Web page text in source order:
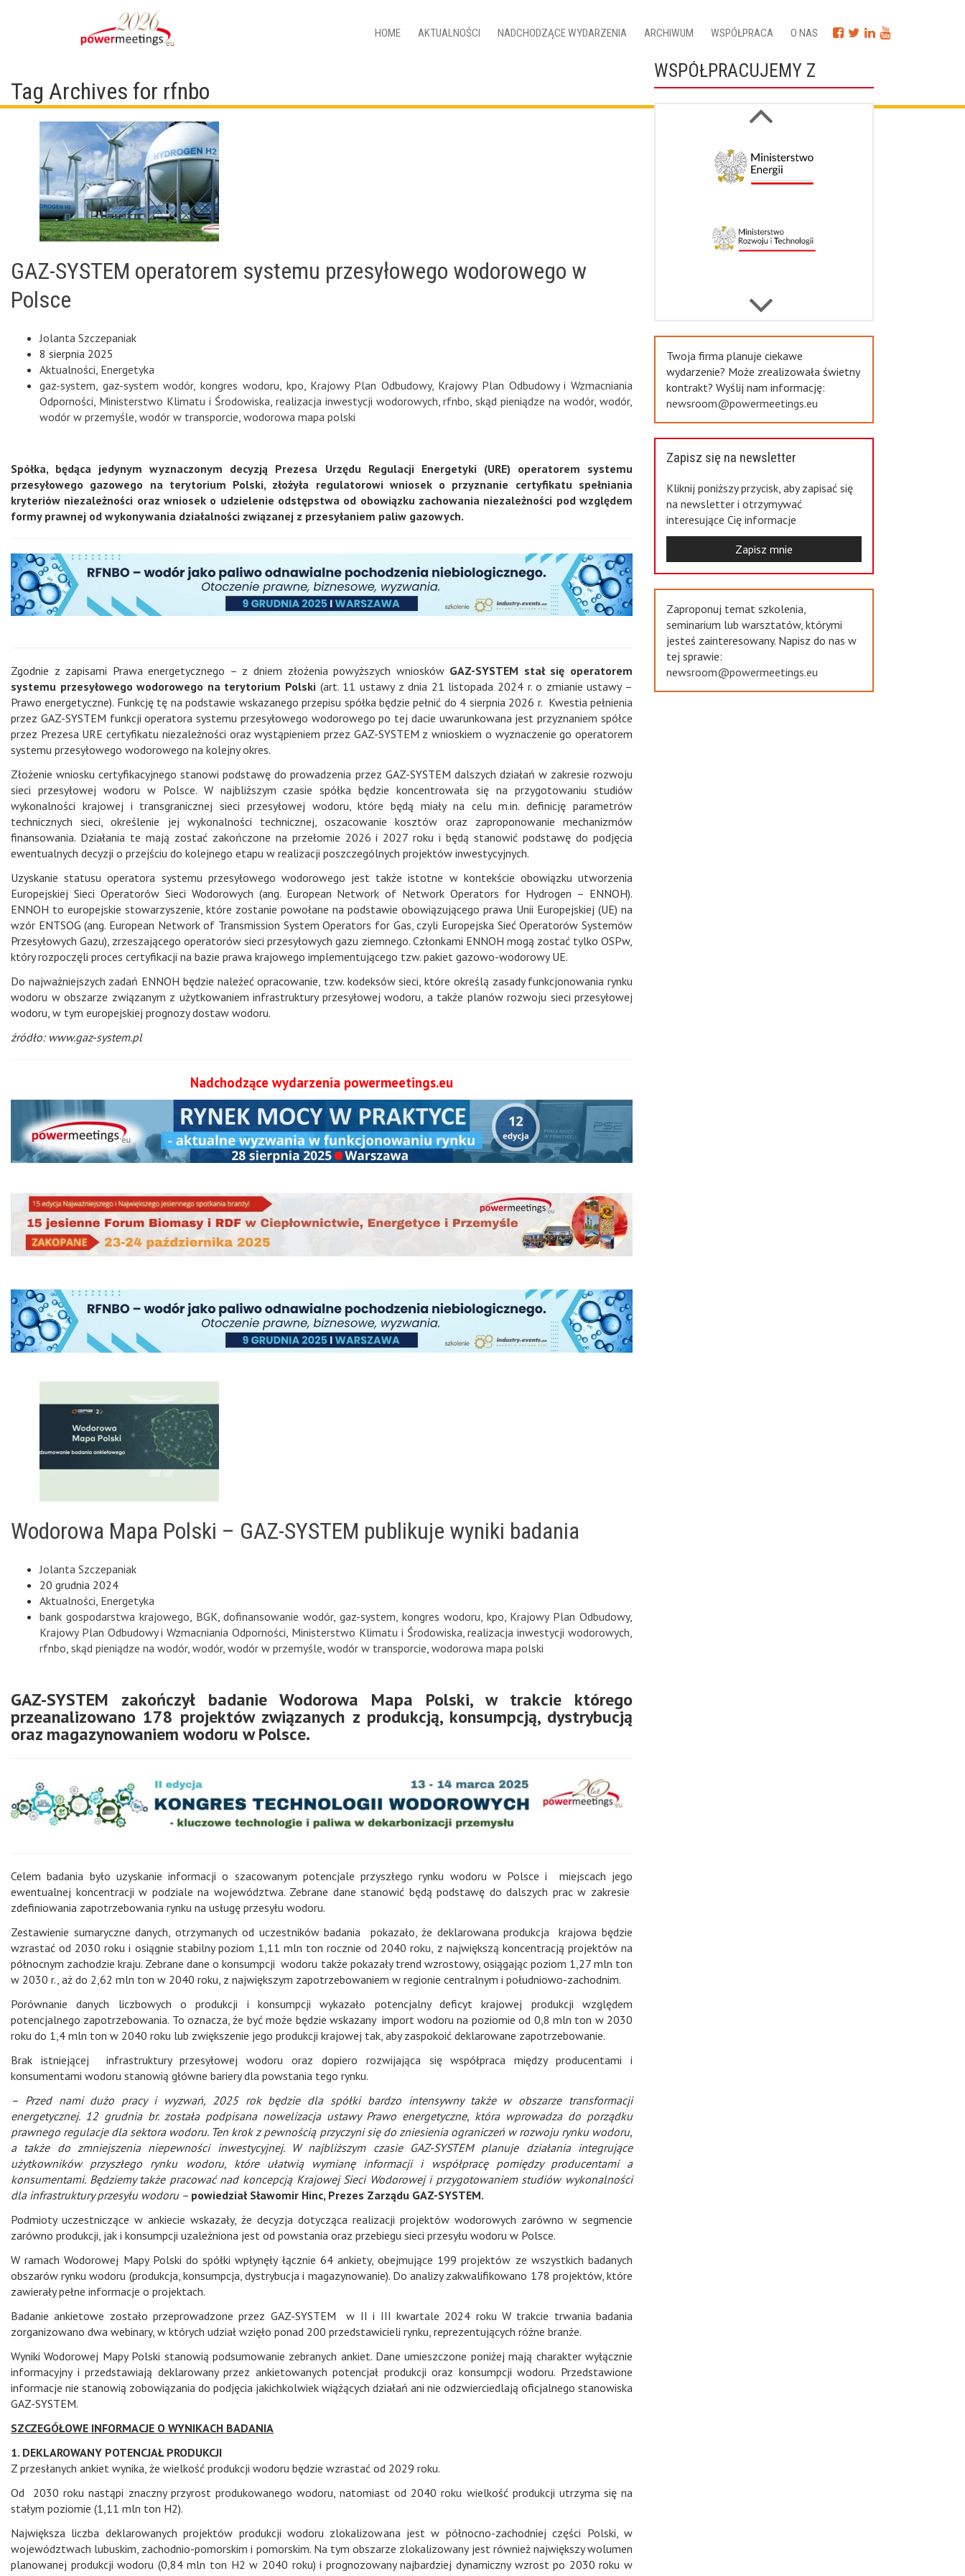
HOME AKTUALNOŚCI NADCHODZĄCE WYDARZENIA ARCHIWUM WSPÓŁPRACA O NAS
Tag Archives for rfnbo
GAZ-SYSTEM operatorem systemu przesyłowego wodorowego w
Polsce
Jolanta Szczepaniak
8 sierpnia 2025
Aktualności Energetyka
gaz-system gaz-system wodór,kongres wodoru kpo Krajowy Plan Odbudowy, Krajowy Plan Odbudowy i Wzmacniania
Odporności Ministerstwo Klimatu i Środowiska realizacja inwestycji wodorowych ,rfnbo ,skąd pieniądze na wodór,wodór,
wodór w przemyśle wodór w transporcie wodorowa mapa polski
Spółka, będąca jedynym wyznaczonym decyzją Prezesa Urzędu Regulacji Energetyki (URE) operatorem systemu
przesyłowego gazowego na terytorium Polski, złożyła regulatorowi wniosek o przyznanie certyfikatu spełniania
kryteriów niezależności oraz wniosek o udzielenie odstępstwa od obowiązku zachowania niezależności pod względem
formy prawnej od wykonywania działalności związanej z przesyłaniem paliw gazowych.
Zgodnie z zapisami Prawa energetycznego – z dniem złożenia powyższych wniosków GAZ-SYSTEM stał się operatorem
systemu przesyłowego wodorowego na terytorium Polski (art. 11 ustawy z dnia 21 listopada 2024 r. o zmianie ustawy –
Prawo energetyczne). Funkcję tę na podstawie wskazanego przepisu spółka będzie pełnić do 4 sierpnia 2026 r. Kwestia pełnienia
przez GAZ-SYSTEM funkcji operatora systemu przesyłowego wodorowego po tej dacie uwarunkowana jest przyznaniem spółce
przez Prezesa URE certyfikatu niezależności oraz wystąpieniem przez GAZ-SYSTEM z wnioskiem o wyznaczenie go operatorem
systemu przesyłowego wodorowego na kolejny okres.
Złożenie wniosku certyfikacyjnego stanowi podstawę do prowadzenia przez GAZ-SYSTEM dalszych działań w zakresie rozwoju
sieci przesyłowej wodoru w Polsce. W najbliższym czasie spółka będzie koncentrowała się na przygotowaniu studiów
wykonalności krajowej i transgranicznej sieci przesyłowej wodoru, które będą miały na celu m.in. definicję parametrów
technicznych sieci, określenie jej wykonalności technicznej, oszacowanie kosztów oraz zaproponowanie mechanizmów
finansowania. Działania te mają zostać zakończone na przełomie 2026 i 2027 roku i będą stanowić podstawę do podjęcia
ewentualnych decyzji o przejściu do kolejnego etapu w realizacji poszczególnych projektów inwestycyjnych.
Uzyskanie statusu operatora systemu przesyłowego wodorowego jest także istotne w kontekście obowiązku utworzenia
Europejskiej Sieci Operatorów Sieci Wodorowych (ang. European Network of Network Operators for Hydrogen – ENNOH).
ENNOH to europejskie stowarzyszenie, które zostanie powołane na podstawie obowiązującego prawa Unii Europejskiej (UE) na
wzór ENTSOG (ang. European Network of Transmission System Operators for Gas, czyli Europejska Sieć Operatorów Systemów
Przesyłowych Gazu), zrzeszającego operatorów sieci przesyłowych gazu ziemnego. Członkami ENNOH mogą zostać tylko OSPw,
który rozpoczęli proces certyfikacji na bazie prawa krajowego implementującego tzw. pakiet gazowo-wodorowy UE.
Do najważniejszych zadań ENNOH będzie należeć opracowanie, tzw. kodeksów sieci, które określą zasady funkcjonowania rynku
wodoru w obszarze związanym z użytkowaniem infrastruktury przesyłowej wodoru, a także planów rozwoju sieci przesyłowej
wodoru, w tym europejskiej prognozy dostaw wodoru.
źródło: www.gaz-system.pl
Nadchodzące wydarzenia powermeetings.eu
Wodorowa Mapa Polski – GAZ-SYSTEM publikuje wyniki badania
Jolanta Szczepaniak
20 grudnia 2024
Aktualności Energetyka
bank gospodarstwa krajowego BGK ,dofinansowanie wodór,gaz-system kongres wodoru kpo Krajowy Plan Odbudowy,
Krajowy Plan Odbudowy i Wzmacniania Odporności Ministerstwo Klimatu i Środowiska ,realizacja inwestycji wodorowych
rfnbo skąd pieniądze na wodór, wodór, wodór w przemyśle wodór w transporcie wodorowa mapa polski
GAZ-SYSTEM zakończył badanie Wodorowa Mapa Polski, w trakcie którego
przeanalizowano 178 projektów związanych z produkcją, konsumpcją, dystrybucją
oraz magazynowaniem wodoru w Polsce.
Celem badania było uzyskanie informacji o szacowanym potencjale przyszłego rynku wodoru w Polsce i miejscach jego
ewentualnej koncentracji w podziale na województwa. Zebrane dane stanowić będą podstawę do dalszych prac w zakresie
zdefiniowania zapotrzebowania rynku na usługę przesyłu wodoru.
Zestawienie sumaryczne danych, otrzymanych od uczestników badania pokazało, że deklarowana produkcja krajowa będzie
wzrastać od 2030 roku i osiągnie stabilny poziom 1,11 mln ton rocznie od 2040 roku, z największą koncentracją projektów na
północnym zachodzie kraju. Zebrane dane o konsumpcji wodoru także pokazały trend wzrostowy, osiągając poziom 1,27 mln ton
w 2030 r., aż do 2,62 mln ton w 2040 roku, z największym zapotrzebowaniem w regionie centralnym i południowo-zachodnim.
Porównanie danych liczbowych o produkcji i konsumpcji wykazało potencjalny deficyt krajowej produkcji względem
potencjalnego zapotrzebowania. To oznacza, że być może będzie wskazany import wodoru na poziomie od 0,8 mln ton w 2030
roku do 1,4 mln ton w 2040 roku lub zwiększenie jego produkcji krajowej tak, aby zaspokoić deklarowane zapotrzebowanie.
Brak istniejącej infrastruktury przesyłowej wodoru oraz dopiero rozwijająca się współpraca między producentami i
konsumentami wodoru stanowią główne bariery dla powstania tego rynku.
– Przed nami dużo pracy i wyzwań, 2025 rok będzie dla spółki bardzo intensywny także w obszarze transformacji
energetycznej. 12 grudnia br. została podpisana nowelizacja ustawy Prawo energetyczne, która wprowadza do porządku
prawnego regulacje dla sektora wodoru. Ten krok z pewnością przyczyni się do zniesienia ograniczeń w rozwoju rynku wodoru,
a także do zmniejszenia niepewności inwestycyjnej. W najbliższym czasie GAZ-SYSTEM planuje działania integrujące
użytkowników przyszłego rynku wodoru, które ułatwią wymianę informacji i współpracę pomiędzy producentami a
konsumentami. Będziemy także pracować nad koncepcją Krajowej Sieci Wodorowej i przygotowaniem studiów wykonalności
dla infrastruktury przesyłu wodoru – powiedział Sławomir Hinc, Prezes Zarządu GAZ-SYSTEM.
Podmioty uczestniczące w ankiecie wskazały, że decyzja dotycząca realizacji projektów wodorowych zarówno w segmencie
zarówno produkcji, jak i konsumpcji uzależniona jest od powstania oraz przebiegu sieci przesyłu wodoru w Polsce.
W ramach Wodorowej Mapy Polski do spółki wpłynęły łącznie 64 ankiety, obejmujące 199 projektów ze wszystkich badanych
obszarów rynku wodoru (produkcja, konsumpcja, dystrybucja i magazynowanie). Do analizy zakwalifikowano 178 projektów, które
zawierały pełne informacje o projektach.
Badanie ankietowe zostało przeprowadzone przez GAZ-SYSTEM w II i III kwartale 2024 roku W trakcie trwania badania
zorganizowano dwa webinary, w których udział wzięło ponad 200 przedstawicieli rynku, reprezentujących różne branże.
Wyniki Wodorowej Mapy Polski stanowią podsumowanie zebranych ankiet. Dane umieszczone poniżej mają charakter wyłącznie
informacyjny i przedstawiają deklarowany przez ankietowanych potencjał produkcji oraz konsumpcji wodoru. Przedstawione
informacje nie stanowią zobowiązania do podjęcia jakichkolwiek wiążących działań ani nie odzwierciedlają oficjalnego stanowiska
GAZ-SYSTEM.
SZCZEGÓŁOWE INFORMACJE O WYNIKACH BADANIA
1. DEKLAROWANY POTENCJAŁ PRODUKCJI
Z przesłanych ankiet wynika, że wielkość produkcji wodoru będzie wzrastać od 2029 roku.
Od 2030 roku nastąpi znaczny przyrost produkowanego wodoru, natomiast od 2040 roku wielkość produkcji utrzyma się na
stałym poziomie (1,11 mln ton H2).
Największa liczba deklarowanych projektów produkcji wodoru zlokalizowana jest w północno-zachodniej części Polski, w
województwach lubuskim, zachodnio-pomorskim i pomorskim. Na tym obszarze zlokalizowany jest również największy wolumen
planowanej produkcji wodoru (0,84 mln ton H2 w 2040 roku) i prognozowany najbardziej dynamiczny wzrost po 2030 roku w
WSPÓŁPRACUJEMY Z
Twoja firma planuje ciekawe
wydarzenie? Może zrealizowała świetny
kontrakt? Wyślij nam informację:
newsroom@powermeetings.eu
Zapisz się na newsletter
Kliknij poniższy przycisk, aby zapisać się
na newsletter i otrzymywać
interesujące Cię informacje
Zapisz mnie
Zaproponuj temat szkolenia,
seminarium lub warsztatów, którymi
jesteś zainteresowany. Napisz do nas w
tej sprawie:
newsroom@powermeetings.eu